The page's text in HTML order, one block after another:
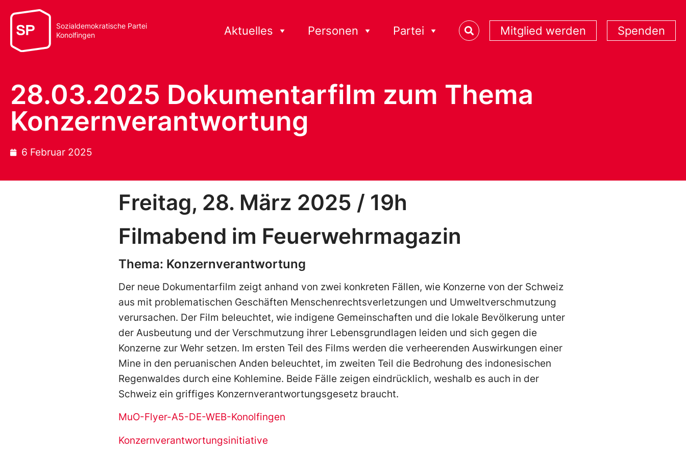
Sozialdemokratische Partei
Konolfingen
Aktuelles Personen Partei Mitglied werden Spenden
28.03.2025 Dokumentarfilm zum Thema
Konzernverantwortung
6 Februar 2025
Freitag, 28. März 2025 / 19h
Filmabend im Feuerwehrmagazin
Thema: Konzernverantwortung
Der neue Dokumentarfilm zeigt anhand von zwei konkreten Fällen, wie Konzerne von der Schweiz
aus mit problematischen Geschäften Menschenrechtsverletzungen und Umweltverschmutzung
verursachen. Der Film beleuchtet, wie indigene Gemeinschaften und die lokale Bevölkerung unter
der Ausbeutung und der Verschmutzung ihrer Lebensgrundlagen leiden und sich gegen die
Konzerne zur Wehr setzen. Im ersten Teil des Films werden die verheerenden Auswirkungen einer
Mine in den peruanischen Anden beleuchtet, im zweiten Teil die Bedrohung des indonesischen
Regenwaldes durch eine Kohlemine. Beide Fälle zeigen eindrücklich, weshalb es auch in der
Schweiz ein griffiges Konzernverantwortungsgesetz braucht.
MuO-Flyer-A5-DE-WEB-Konolfingen
Konzernverantwortungsinitiative